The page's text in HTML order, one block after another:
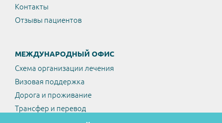
Контакты
Отзывы пациентов
МЕЖДУНАРОДНЫЙ ОФИС
Схема организации лечения
Визовая поддержка
Дорога и проживание
Трансфер и перевод